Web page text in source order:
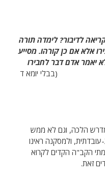
לדיבור? לימדה תורה
אלא אם כן קורהו. מסייע
יאמר אדם דבר לחבירו
יומא ד
הלכה, וגם לא ממש
ולמסקנה ראינו
הקב"ה הקדים לקרוא
זאת.